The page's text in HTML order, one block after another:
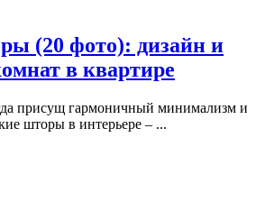
(20 фото): дизайн и
в квартире
присущ гармоничный минимализм и
шторы в интерьере – ...